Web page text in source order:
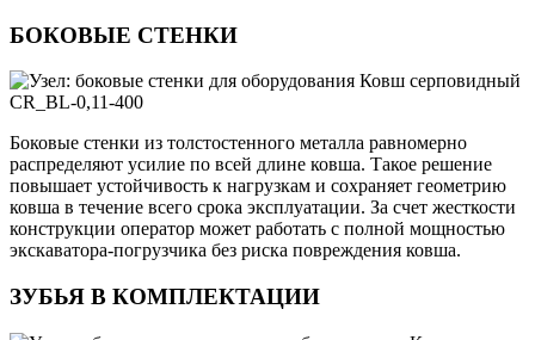
БОКОВЫЕ СТЕНКИ
Боковые стенки из толстостенного металла равномерно
распределяют усилие по всей длине ковша. Такое решение
повышает устойчивость к нагрузкам и сохраняет геометрию
ковша в течение всего срока эксплуатации. За счет жесткости
конструкции оператор может работать с полной мощностью
экскаватора-погрузчика без риска повреждения ковша.
ЗУБЬЯ В КОМПЛЕКТАЦИИ